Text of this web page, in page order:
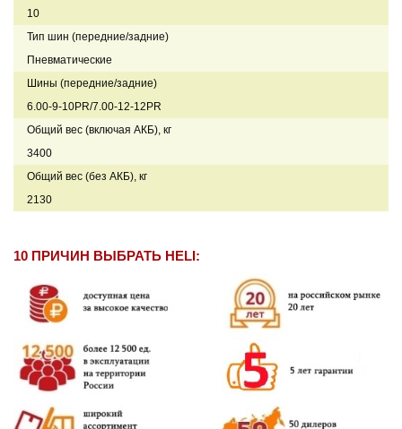
10
Тип шин (передние/задние)
Пневматические
Шины (передние/задние)
6.00-9-10PR/7.00-12-12PR
Общий вес (включая АКБ), кг
3400
Общий вес (без АКБ), кг
2130
10 ПРИЧИН ВЫБРАТЬ HELI: